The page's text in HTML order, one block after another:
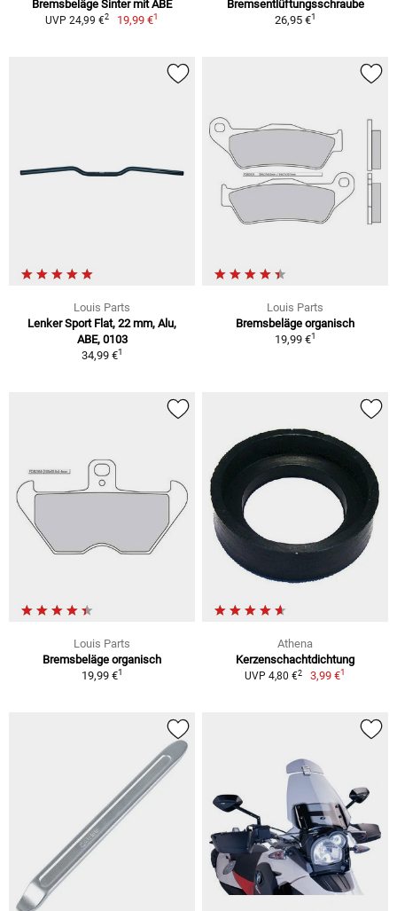
Bremsbeläge Sinter mit ABE
UVP 24,99 €2 19,99 €1
Bremsentlüftungsschraube
26,95 €1
Louis Parts
Lenker Sport Flat, 22 mm, Alu,
ABE, 0103
34,99 €1
Louis Parts
Bremsbeläge organisch
19,99 €1
Louis Parts
Bremsbeläge organisch
19,99 €1
Athena
Kerzenschachtdichtung
UVP 4,80 €2 3,99 €1